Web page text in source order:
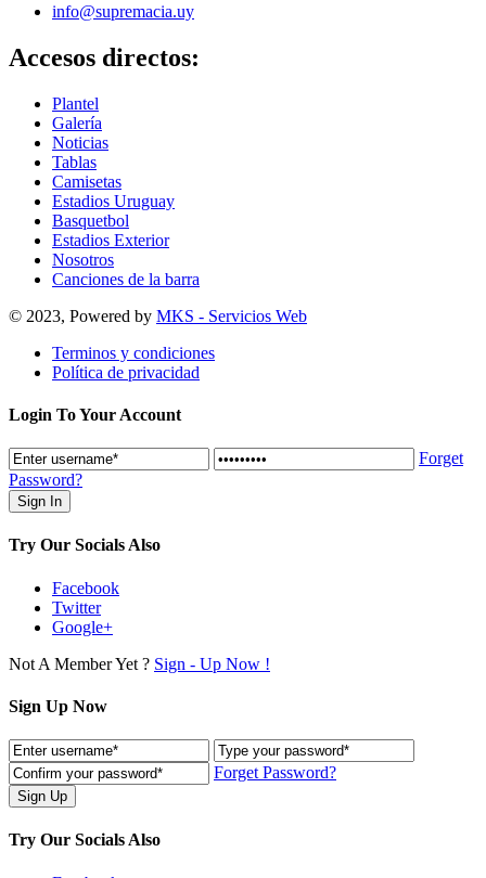
info@supremacia.uy
Accesos directos:
Plantel
Galería
Noticias
Tablas
Camisetas
Estadios Uruguay
Basquetbol
Estadios Exterior
Nosotros
Canciones de la barra
© 2023, Powered by MKS - Servicios Web
Terminos y condiciones
Política de privacidad
Login To Your Account
Forget
Password?
Try Our Socials Also
Facebook
Twitter
Google+
Not A Member Yet ? Sign - Up Now !
Sign Up Now
Forget Password?
Try Our Socials Also